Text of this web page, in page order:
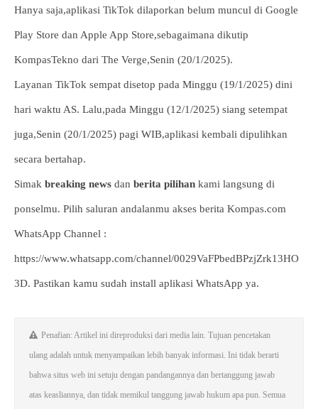
Hanya saja,aplikasi TikTok dilaporkan belum muncul di Google
Play Store dan Apple App Store,sebagaimana dikutip
KompasTekno dari The Verge,Senin (20/1/2025).
Layanan TikTok sempat disetop pada Minggu (19/1/2025) dini
hari waktu AS. Lalu,pada Minggu (12/1/2025) siang setempat
juga,Senin (20/1/2025) pagi WIB,aplikasi kembali dipulihkan
secara bertahap.
Simak breaking news dan berita pilihan kami langsung di
ponselmu. Pilih saluran andalanmu akses berita Kompas.com
WhatsApp Channel :
https://www.whatsapp.com/channel/0029VaFPbedBPzjZrk13HO
3D. Pastikan kamu sudah install aplikasi WhatsApp ya.
Penafian: Artikel ini direproduksi dari media lain. Tujuan pencetakan
ulang adalah untuk menyampaikan lebih banyak informasi. Ini tidak berarti
bahwa situs web ini setuju dengan pandangannya dan bertanggung jawab
atas keasliannya, dan tidak memikul tanggung jawab hukum apa pun. Semua